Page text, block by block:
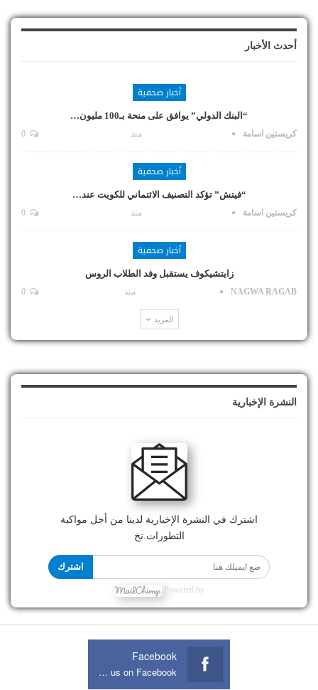
أحدث الأخبار
أخبار صحفية
“البنك الدولي” يوافق على منحة بـ100 مليون…
كريستين اسامة منذ
أخبار صحفية
“فيتش” تؤكد التصنيف الائتماني للكويت عند…
كريستين اسامة منذ
أخبار صحفية
زايتشيكوف يستقبل وفد الطلاب الروس
NAGWA RAGAB منذ
المزيد
النشرة الإخبارية
اشترك في النشرة الإخبارية لدينا من أجل مواكبة
التطورات.نخ
اشترك
Powered by
Facebook
Join us on Facebook